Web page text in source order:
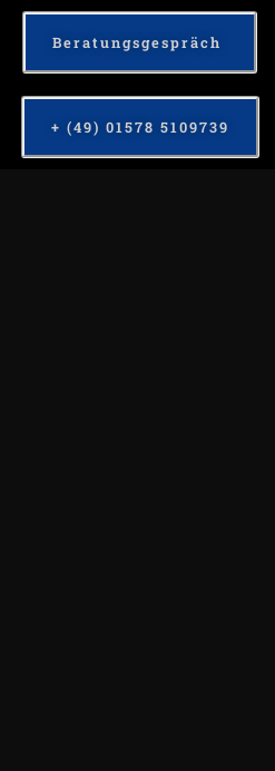
Beratungsgespräch
+ (49) 01578 5109739